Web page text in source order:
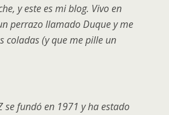
y este es mi blog. Vivo en
perrazo llamado Duque y me
coladas (y que me pille un
se fundó en 1971 y ha estado